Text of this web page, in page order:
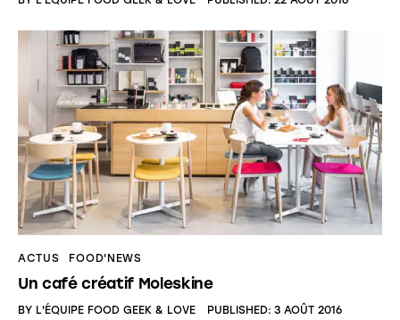
ACTUS FOOD'NEWS
Un café créatif Moleskine
BY L'ÉQUIPE FOOD GEEK & LOVE PUBLISHED: 3 AOÛT 2016